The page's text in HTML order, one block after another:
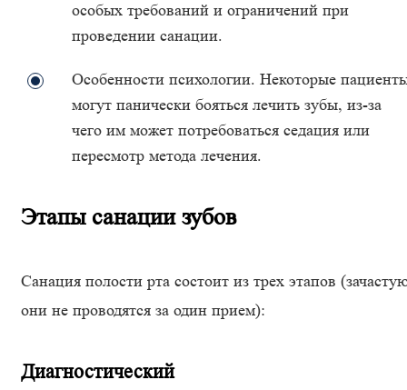
особых требований и ограничений при
проведении санации.
Особенности психологии. Некоторые
могут панически бояться лечить зубы, из-за
чего им может потребоваться седация или
пересмотр метода лечения.
Этапы санации зубов
Санация полости рта состоит из трех этапов
они не проводятся за один прием):
Диагностический